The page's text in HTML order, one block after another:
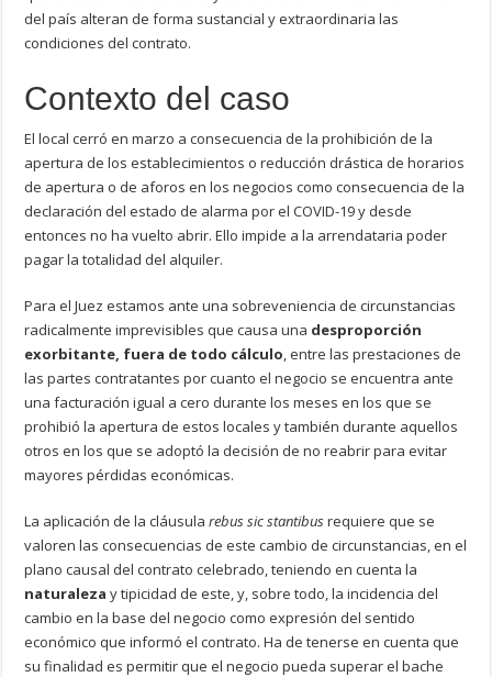
del país alteran de forma sustancial y extraordinaria las
condiciones del contrato.
Contexto del caso
El local cerró en marzo a consecuencia de la prohibición de la
apertura de los establecimientos o reducción drástica de horarios
de apertura o de aforos en los negocios como consecuencia de la
declaración del estado de alarma por el COVID-19 y desde
entonces no ha vuelto abrir. Ello impide a la arrendataria poder
pagar la totalidad del alquiler.
Para el Juez estamos ante una sobreveniencia de circunstancias
radicalmente imprevisibles que causa una desproporción
exorbitante, fuera de todo cálculo, entre las prestaciones de
las partes contratantes por cuanto el negocio se encuentra ante
una facturación igual a cero durante los meses en los que se
prohibió la apertura de estos locales y también durante aquellos
otros en los que se adoptó la decisión de no reabrir para evitar
mayores pérdidas económicas.
La aplicación de la cláusularebus sic stantibusrequiere que se
valoren las consecuencias de este cambio de circunstancias, en el
plano causal del contrato celebrado, teniendo en cuenta la
naturalezay tipicidad de este, y, sobre todo, la incidencia del
cambio en la base del negocio como expresión del sentido
económico que informó el contrato. Ha de tenerse en cuenta que
su finalidad es permitir que el negocio pueda superar el bache